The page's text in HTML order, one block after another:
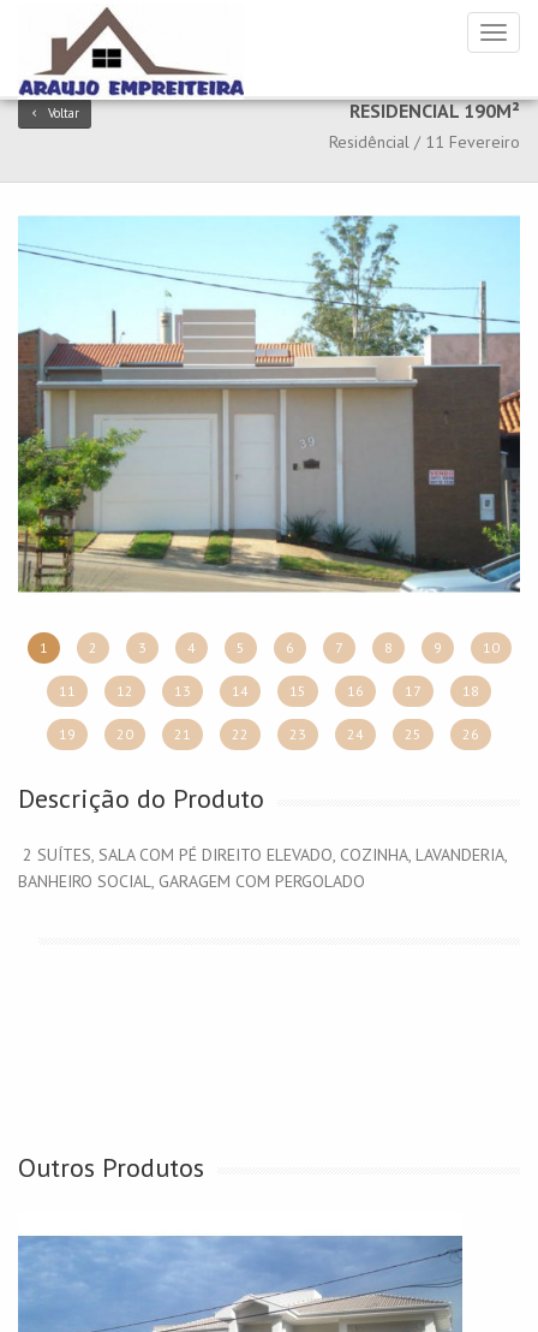
Voltar RESIDENCIAL 190M²
Residêncial / 11 Fevereiro
1 2 3 4 5 6 7 8 9 10
11 12 13 14 15 16 17 18
19 20 21 22 23 24 25 26
Descrição do Produto
2 SUÍTES, SALA COM PÉ DIREITO ELEVADO, COZINHA, LAVANDERIA,
BANHEIRO SOCIAL, GARAGEM COM PERGOLADO
Outros Produtos